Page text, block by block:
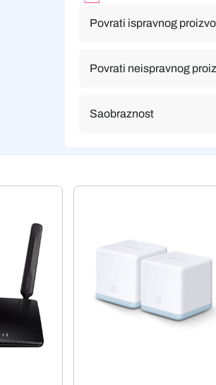
Povrati ispravnog
Povrati neispravnog
Saobraznost